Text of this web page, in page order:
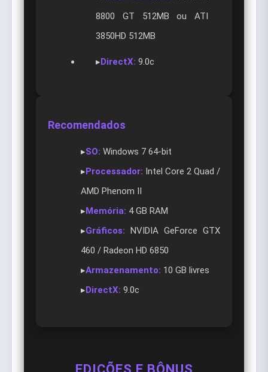
8800 GT 512MB ou ATI
3850HD 512MB
▸DirectX: 9.0c
Recomendados
▸SO: Windows 7 64-bit
▸Processador: Intel Core 2 Quad /
AMD Phenom II
▸Memória: 4 GB RAM
▸Gráficos: NVIDIA GeForce GTX
460 / Radeon HD 6850
▸Armazenamento: 10 GB livres
▸DirectX: 9.0c